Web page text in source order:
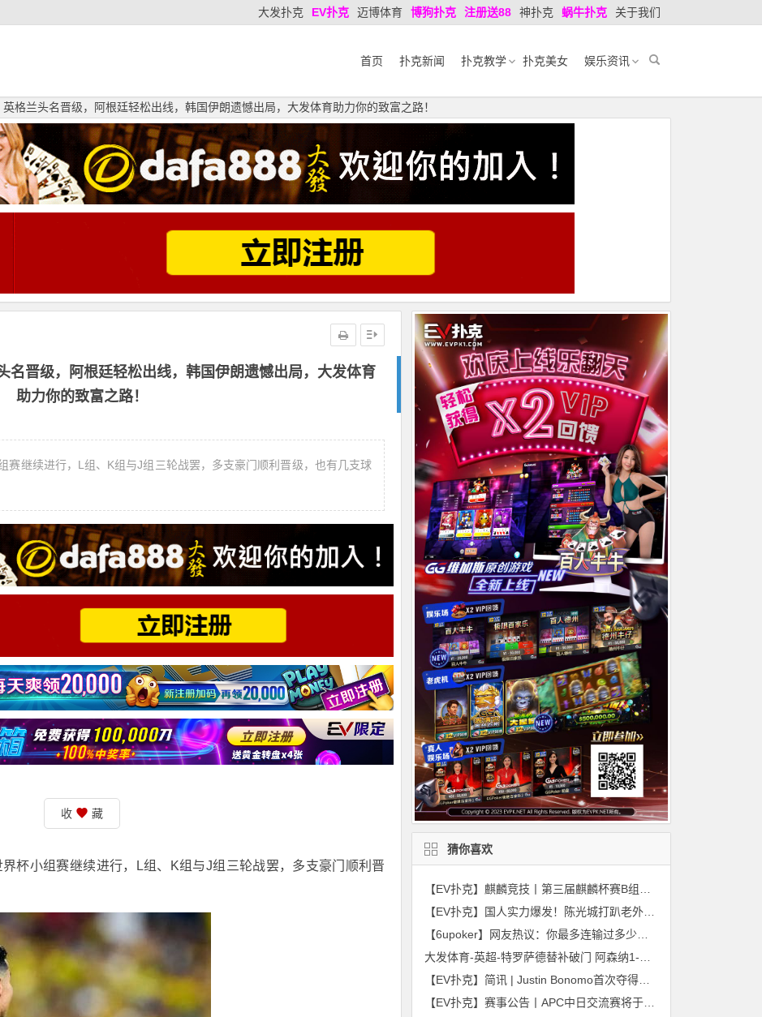
大发扑克 EV扑克 迈博体育 博狗扑克 注册送88 神扑克 蜗牛扑克 关于我们
首页 扑克新闻 扑克教学 扑克美女 娱乐资讯
格兰头名晋级，阿根廷轻松出线，韩国伊朗遗憾出局，大发体育助力你的致富之路！
名晋级，阿根廷轻松出线，韩国伊朗遗憾出局，大发体育
助力你的致富之路！
赛继续进行，L组、K组与J组三轮战罢，多支豪门顺利晋级，也有几支球
收 藏
杯小组赛继续进行，L组、K组与J组三轮战罢，多支豪门顺利晋
猜你喜欢
【EV扑克】国人实力爆发！陈光城打趴老外狂揽80w，独家分享「扑克秘诀」
【6upoker】网友热议：你最多连输过多少场？
【EV扑克】简讯 | Justin Bonomo首次夺得扑克大师赛冠军，赢得33.3万美元奖金
【EV扑克】赛事公告丨APC中日交流赛将于11月30至12月3日在大阪举办！